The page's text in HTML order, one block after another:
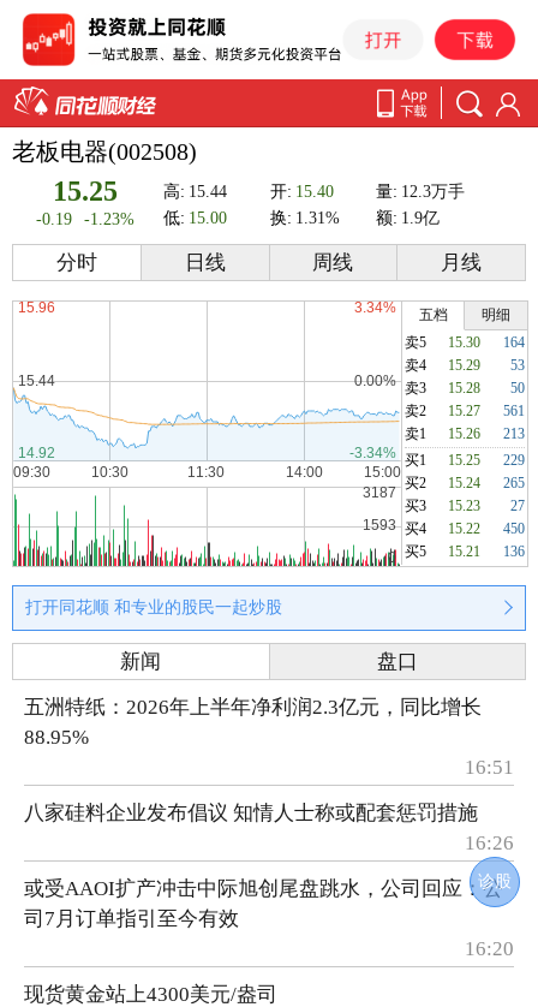
老板电器(002508)
15.25
-0.19 -1.23%
高: 15.44 开: 15.40 量: 12.3万手
低: 15.00 换: 1.31% 额: 1.9亿
分时 日线 周线 月线
五档
明细
卖5
15.30
164
卖4
15.29
53
卖3
15.28
50
卖2
15.27
561
卖1
15.26
213
买1
15.25
229
买2
15.24
265
买3
15.23
27
买4
15.22
450
买5
15.21 136
打开同花顺 和专业的股民一起炒股
诊股
新闻
盘口
五洲特纸：2026年上半年净利润2.3亿元，同比增长
88.95%
16:51
八家硅料企业发布倡议 知情人士称或配套惩罚措施
16:26
或受AAOI扩产冲击中际旭创尾盘跳水，公司回应：公
司7月订单指引至今有效
16:20
现货黄金站上4300美元/盎司